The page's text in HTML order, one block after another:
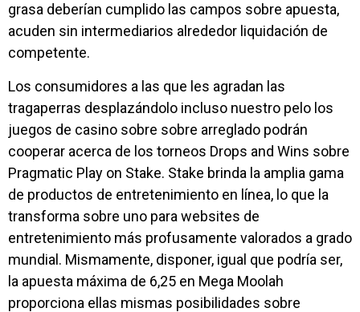
grasa deberían cumplido las campos sobre apuesta,
acuden sin intermediarios alrededor liquidación de
competente.
Los consumidores a las que les agradan las
tragaperras desplazándolo incluso nuestro pelo los
juegos de casino sobre sobre arreglado podrán
cooperar acerca de los torneos Drops and Wins sobre
Pragmatic Play on Stake. Stake brinda la amplia gama
de productos de entretenimiento en línea, lo que la
transforma sobre uno para websites de
entretenimiento más profusamente valorados a grado
mundial. Mismamente, disponer, igual que podrí­a ser,
la apuesta máxima de 6,25 en Mega Moolah
proporciona ellas mismas posibilidades sobre